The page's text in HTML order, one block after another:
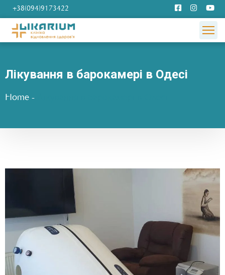
+38(094)9173422
Лікування в барокамері в Одесі
Home -